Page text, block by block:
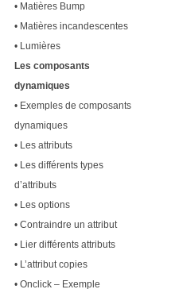
• Matières Bump
• Matières incandescentes
• Lumières
Les composants
dynamiques
• Exemples de composants
dynamiques
• Les attributs
• Les différents types
d’attributs
• Les options
• Contraindre un attribut
• Lier différents attributs
• L’attribut copies
• Onclick – Exemple